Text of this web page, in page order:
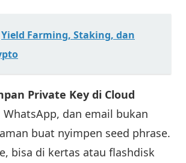
Yield Farming, Staking, dan
Private Key di Cloud
WhatsApp, dan email bukan
buat nyimpen seed phrase.
bisa di kertas atau flashdisk